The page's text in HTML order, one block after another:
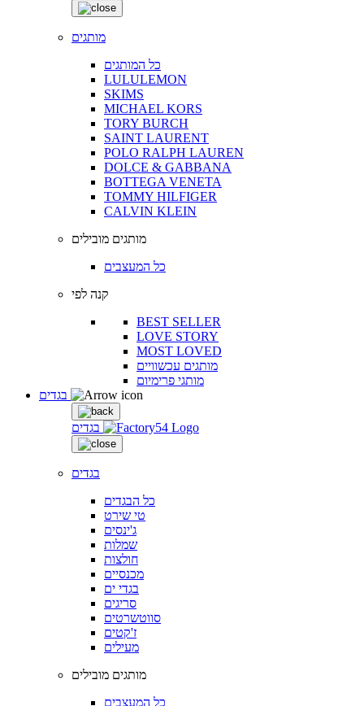
מותגים
כל המותגים
LULULEMON
SKIMS
MICHAEL KORS
TORY BURCH
SAINT LAURENT
POLO RALPH LAUREN
DOLCE & GABBANA
BOTTEGA VENETA
TOMMY HILFIGER
CALVIN KLEIN
מותגים מובילים
כל המעצבים
קנה לפי
BEST SELLER
LOVE STORY
MOST LOVED
מותגים עכשוויים
מותגי פרימיום
בגדים
בגדים
כל הבגדים
טי שירט
ג'ינסים
שמלות
חולצות
מכנסיים
בגדי ים
סריגים
סווטשרטים
ז'קטים
מעילים
מותגים מובילים
כל המעצבים